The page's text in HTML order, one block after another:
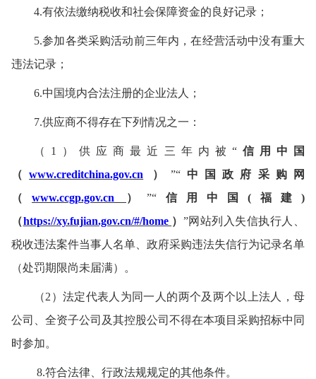
4.有依法缴纳税收和社会保障资金的良好记录 ；
5.参加各类采购活动前三年内，在经营活动中没有重大
违法记录 ；
6.中国境内合法注册的企业法人；
7.供应商不得存在下列情况之一：
（1）供应商最近三年内被“信用中国
（www.creditchina.gov.cn ） ”“中国政府采购网
（ www.ccgp.gov.cn ） ”“ 信用中国(福建)
（https://xy.fujian.gov.cn/#/home ） ”网站列入失信执行人、
税收违法案件当事人名单、政府采购违法失信行为记录名单
（处罚期限尚未届满）。
（2）法定代表人为同一人的两个及两个 以上法人，母
公司、全资子公司及其控股公司不得在本项目采购招标中同
时参加。
8.符合法律、行政法规规定的其他条件。